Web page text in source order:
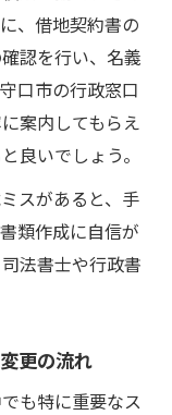
項まとめ
流れを徹底解
意したいポイ
報整理が鍵と
きと注意事
その対策方
、借地契約書の
認を行い、名義
口市の行政窓口
案内してもらえ
良いでしょう。
スがあると、手
類作成に自信が
法書士や行政書
更の流れ
も特に重要なス